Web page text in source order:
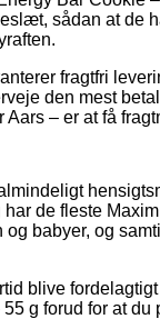
sådan at de
fragtfri
den mest
– er at få
de fleste
og babyer, og
blive
g forud for at